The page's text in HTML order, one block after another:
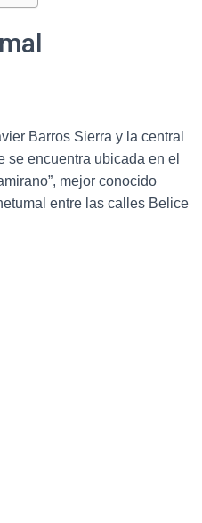
Barros Sierra y la central
se encuentra ubicada en el
mejor conocido
entre las calles Belice